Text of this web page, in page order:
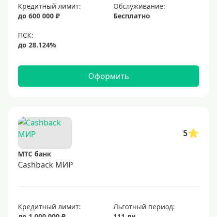
Золотые
Черные
Виртуальные
С бонусами
С кэшбэком на АЗС
С милями
Цель
Для путешествий
Кредитный лимит:
до 600 000 ₽
Обслуживание:
Бесплатно
Оформить
5
МТС банк
Cashback МИР
Кредитный лимит:
Льготный период: